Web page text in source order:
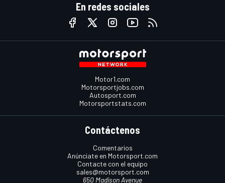
En redes sociales
Motor1.com
Motorsportjobs.com
Autosport.com
Motorsportstats.com
Contáctenos
Comentarios
Anúnciate en Motorsport.com
Contacte con el equipo
sales@motorsport.com
650 Madison Avenue